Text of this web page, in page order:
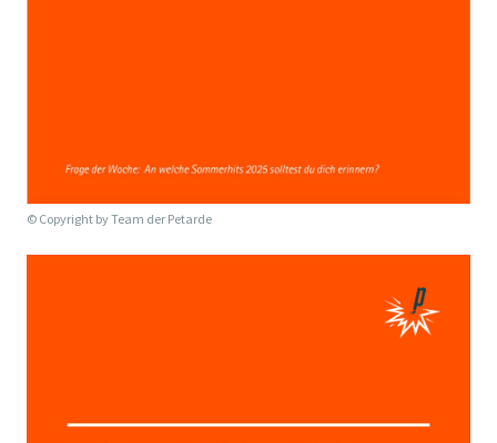
© Copyright byTeam der Petarde